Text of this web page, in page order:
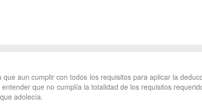
aun cumplir con todos los requisitos para aplicar la
que no cumplía la totalidad de los requisitos
adolecía.